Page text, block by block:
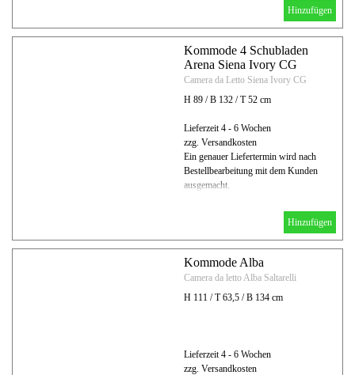
Hinzufügen
Kommode 4 Schubladen
Arena Siena Ivory CG
Camera da Letto Siena Ivory CG
H 89 / B 132 / T 52 cm
Lieferzeit 4 - 6 Wochen
zzg. Versandkosten
Ein genauer Liefertermin wird nach
Bestellbearbeitung mit dem Kunden
ausgemacht.
Hinzufügen
Kommode Alba
Camera da letto Alba Saltarelli
H 111 / T 63,5 / B 134 cm
Lieferzeit 4 - 6 Wochen
zzg. Versandkosten